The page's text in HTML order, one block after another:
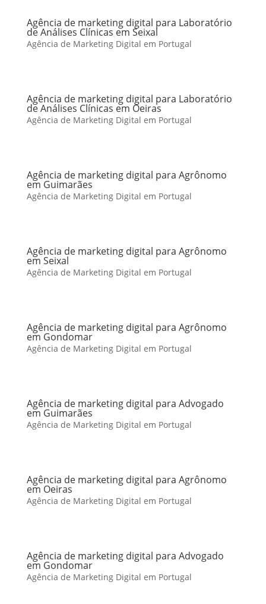
Agência de marketing digital para Laboratório
de Análises Clínicas em Seixal
Agência de Marketing Digital em Portugal
Agência de marketing digital para Laboratório
de Análises Clínicas em Oeiras
Agência de Marketing Digital em Portugal
Agência de marketing digital para Agrônomo
em Guimarães
Agência de Marketing Digital em Portugal
Agência de marketing digital para Agrônomo
em Seixal
Agência de Marketing Digital em Portugal
Agência de marketing digital para Agrônomo
em Gondomar
Agência de Marketing Digital em Portugal
Agência de marketing digital para Advogado
em Guimarães
Agência de Marketing Digital em Portugal
Agência de marketing digital para Agrônomo
em Oeiras
Agência de Marketing Digital em Portugal
Agência de marketing digital para Advogado
em Gondomar
Agência de Marketing Digital em Portugal